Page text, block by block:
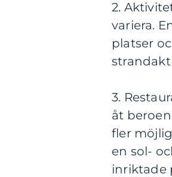
2.
variera.
platser
3.
åt
fler
en sol-
inriktade